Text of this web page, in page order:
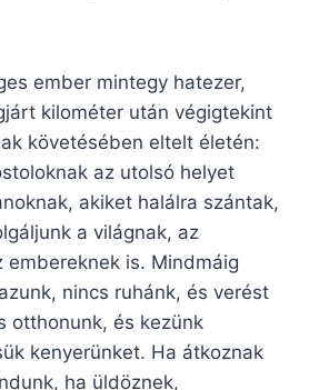
ember mintegy hatezer,
kilométer után végigtekint
követésében eltelt életén:
az utolsó helyet
akiket halálra szántak,
a világnak, az
embereknek is. Mindmáig
nincs ruhánk, és verést
otthonunk, és kezünk
kenyerünket. Ha átkoznak
ha üldöznek,